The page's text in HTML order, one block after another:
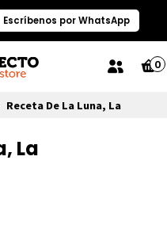
Escríbenos por WhatsApp
0
Receta De La Luna, La
La